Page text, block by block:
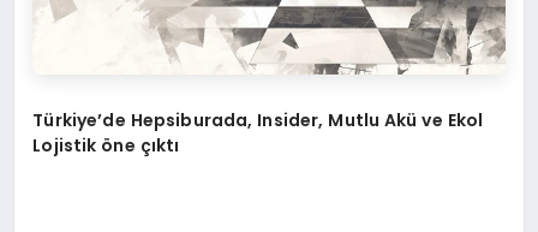
Türkiye’de Hepsiburada, Insider, Mutlu Akü ve Ekol
Lojistik öne çıktı